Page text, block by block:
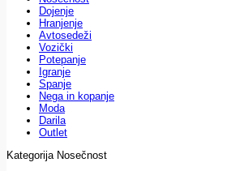
Dojenje
Hranjenje
Avtosedeži
Vozički
Potepanje
Igranje
Spanje
Nega in kopanje
Moda
Darila
Outlet
Kategorija Nosečnost